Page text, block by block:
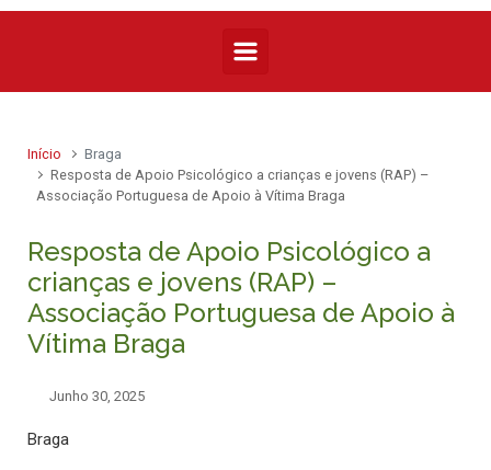
Início
Braga
Resposta de Apoio Psicológico a crianças e jovens (RAP) –
Associação Portuguesa de Apoio à Vítima Braga
Resposta de Apoio Psicológico a
crianças e jovens (RAP) –
Associação Portuguesa de Apoio à
Vítima Braga
Junho 30, 2025
Braga